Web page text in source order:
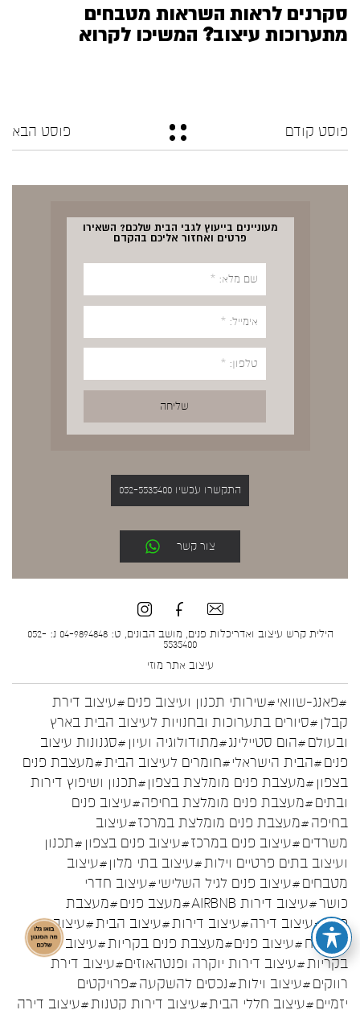
סקרנים לראות השראות מטבחים
מתערוכות עיצוב? המשיכו לקרוא
פוסט קודם פוסט הבא
מעוניינים בייעוץ לגבי הבית שלכם? השאירו
פרטים ואחזור אליכם בהקדם
התקשרו עכשיו 052-5535400
צור קשר
הילית קרש עיצוב ואדריכלות פנים, מושב הבונים, ט: 04-9894848 נ: 052-
5535400
עיצוב אתר מוזי
#פאנג-שוואי#שירותי תכנון ועיצוב פנים#עיצוב דירת
קבלן #סיורים בתערוכות ובחנויות לעיצוב הבית בארץ
ובעולם#הום סטיילינג#מתודולוגיה ועיון #סגנונות עיצוב
פנים#הבית הישראלי#חומרים לעיצוב הבית#מעצבת פנים
בצפון #מעצבת פנים מומלצת בצפון#תכנון ושיפוץ דירות
ובתים#מעצבת פנים מומלצת בחיפה#עיצוב פנים
בחיפה#מעצבת פנים מומלצת במרכז#עיצוב
משרדים#עיצוב פנים במרכז#עיצוב פנים בצפון #תכנון
ועיצוב בתים פרטיים וילות#עיצוב בתי מלון#עיצוב
מטבחים#עיצוב פנים לגיל השלישי#עיצוב חדרי
כושר#עיצוב דירות AIRBNB #מעצב פנים#מעצבת
פנים#עיצוב דירה#עיצוב דירות#עיצוב הבית#עיצוב
המטבח#עיצוב פנים#מעצבת פנים בקריות#עיצוב פנים
בקריות#עיצוב דירות יוקרה ופנטהאוזים#עיצוב דירת
רווקים#עיצוב וילות#נכסים להשקעה#פרויקטים
יזמיים#עיצוב חללי הבית#עיצוב דירות קטנות#עיצוב דירה